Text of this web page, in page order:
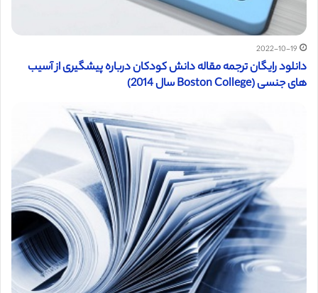
2022-10-19
دانلود رایگان ترجمه مقاله دانش کودکان درباره پیشگیری از آسیب
های جنسی (Boston College سال 2014)